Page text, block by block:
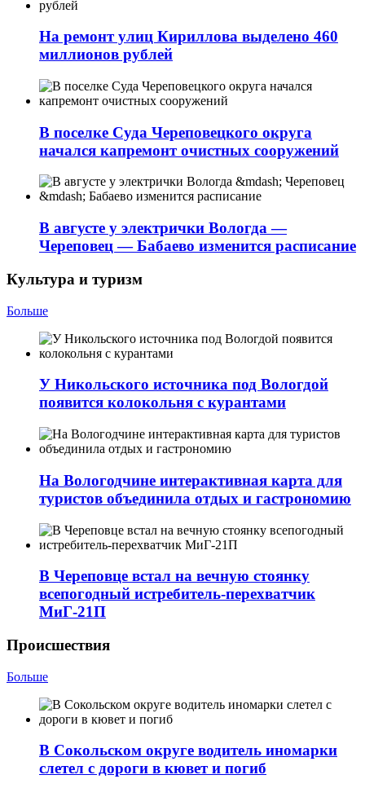
На ремонт улиц Кириллова выделено 460
миллионов рублей
В поселке Суда Череповецкого округа
начался капремонт очистных сооружений
В августе у электрички Вологда —
Череповец — Бабаево изменится расписание
Культура и туризм
Больше
У Никольского источника под Вологдой
появится колокольня с курантами
На Вологодчине интерактивная карта для
туристов объединила отдых и гастрономию
В Череповце встал на вечную стоянку
всепогодный истребитель-перехватчик
МиГ‑21П
Происшествия
Больше
В Сокольском округе водитель иномарки
слетел с дороги в кювет и погиб